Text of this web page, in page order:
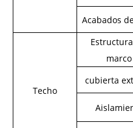
Acabados
Techo
marco
cubierta